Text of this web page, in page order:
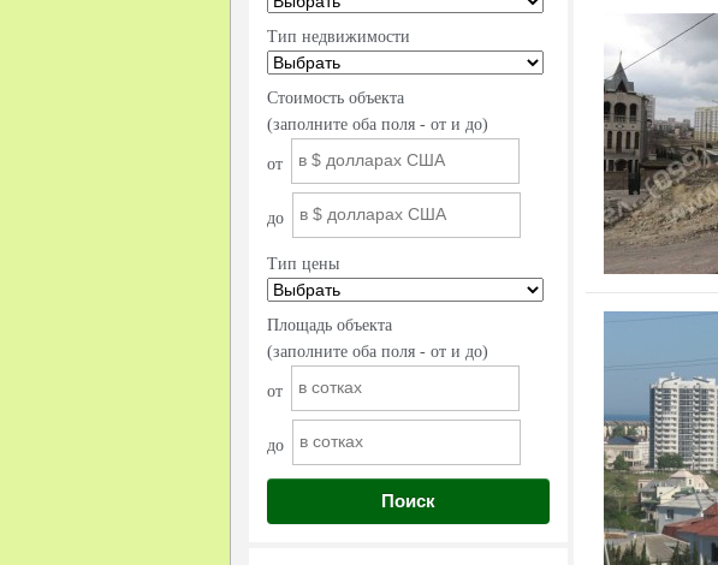
Тип недвижимости
Стоимость объекта
(заполните оба поля - от и до)
от
до
Тип цены
Площадь объекта
(заполните оба поля - от и до)
от
до
Поиск